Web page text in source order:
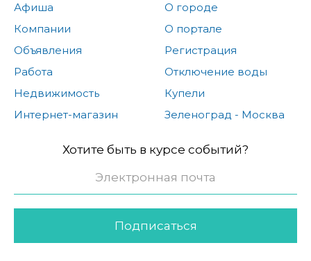
Афиша
Компании
Объявления
Работа
Недвижимость
Интернет-магазин
О городе
О портале
Регистрация
Отключение воды
Купели
Зеленоград - Москва
Хотите быть в курсе событий?
Подписаться